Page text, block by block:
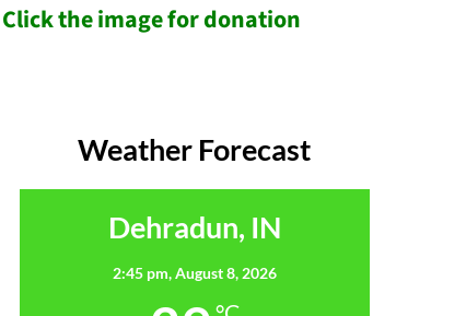
Click the image for donation
Weather Forecast
Dehradun, IN
2:45 pm,August 8, 2026